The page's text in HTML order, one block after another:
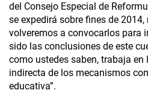
del Consejo Especial de
se expedirá sobre fines de
volveremos a convocarlos para
sido las conclusiones de este
como ustedes saben, trabaja
indirecta de los mecanismos
educativa”.